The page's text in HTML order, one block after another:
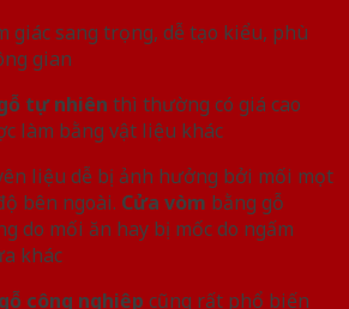
giác sang trọng, dễ tạo kiểu, phù
gian
tự nhiên thì thường có giá cao
làm bằng vật liệu khác
liệu dễ bị ảnh hưởng bởi mối mọt
bên ngoài. Cửa vòm bằng gỗ
do mối ăn hay bị mốc do ngấm
khác
công nghiệp cũng rất phổ biến